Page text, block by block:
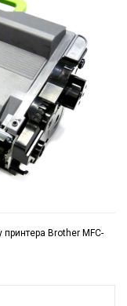
Brother MFC-